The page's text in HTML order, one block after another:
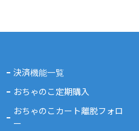
決済機能一覧
おちゃのこ定期購入
おちゃのこカート離脱フォロ
ー